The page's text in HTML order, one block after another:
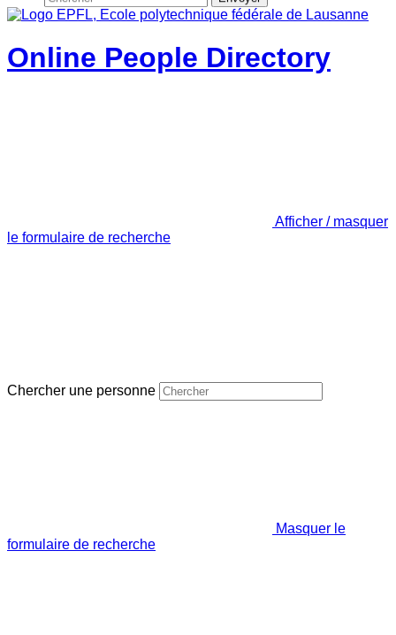
Online People Directory
Afficher / masquer
le formulaire de recherche
Chercher une personne
Masquer le
formulaire de recherche